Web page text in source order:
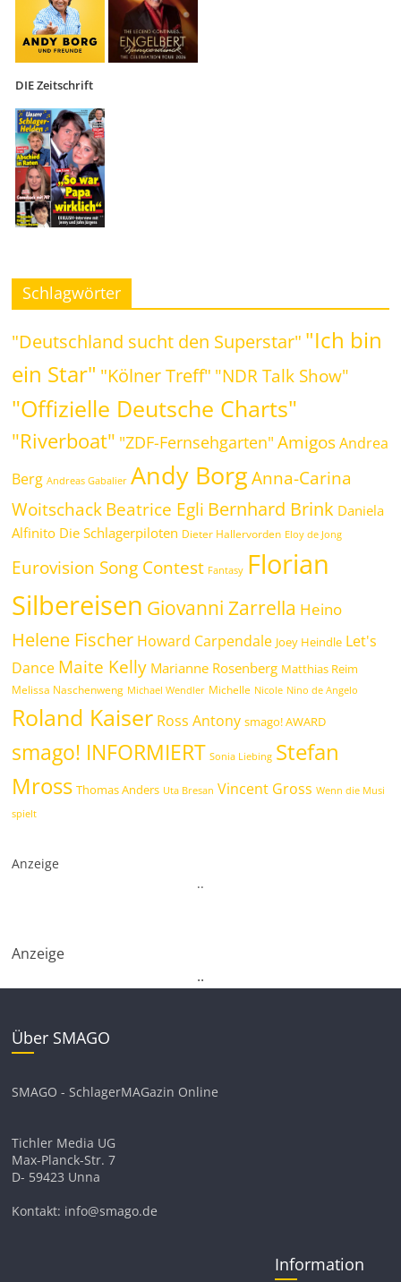
DIE Zeitschrift
Schlagwörter
"Deutschland sucht den Superstar" "Ich bin
ein Star" "Kölner Treff" "NDR Talk Show"
"Offizielle Deutsche Charts"
"Riverboat" "ZDF-Fernsehgarten" Amigos Andrea
Berg Andreas Gabalier Andy Borg Anna-Carina
WoitschackBeatrice Egli Bernhard Brink Daniela
Alfinito Die Schlagerpiloten Dieter Hallervorden Eloy de Jong
Eurovision Song Contest Fantasy Florian
Silbereisen Giovanni Zarrella Heino
Helene Fischer Howard Carpendale Joey Heindle Let's
Dance Maite Kelly Marianne Rosenberg Matthias Reim
Melissa Naschenweng Michael Wendler Michelle Nicole Nino de Angelo
Roland Kaiser Ross Antony smago! AWARD
smago! INFORMIERT Sonia Liebing Stefan
Mross Thomas Anders Uta Bresan Vincent Gross Wenn die Musi
spielt
Anzeige
..
Anzeige
..
Über SMAGO
SMAGO - SchlagerMAGazin Online
Tichler Media UG
Max-Planck-Str. 7
D- 59423 Unna
Kontakt: info@smago.de
Information